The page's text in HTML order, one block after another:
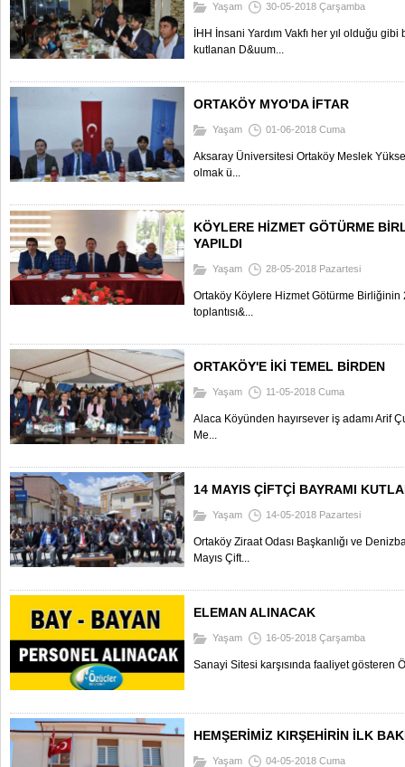
Yaşam 30-05-2018 Çarşamba
İHH İnsani Yardım Vakfı her yıl olduğu
kutlanan D&uum...
ORTAKÖY MYO'DA İFTAR
Yaşam 01-06-2018 Cuma
Aksaray Üniversitesi Ortaköy Meslek
olmak ü...
KÖYLERE HİZMET GÖTÜRME
YAPILDI
Yaşam 28-05-2018 Pazartesi
Ortaköy Köylere Hizmet Götürme Birliğinin
toplantısı&...
ORTAKÖY'E İKİ TEMEL BİRDEN
Yaşam 11-05-2018 Cuma
Alaca Köyünden hayırsever iş adamı Arif
Me...
14 MAYIS ÇİFTÇİ BAYRAMI
Yaşam 14-05-2018 Pazartesi
Ortaköy Ziraat Odası Başkanlığı ve
Mayıs Çift...
ELEMAN ALINACAK
Yaşam 16-05-2018 Çarşamba
Sanayi Sitesi karşısında faaliyet gösteren
HEMŞERİMİZ KIRŞEHİRİN İLK
Yaşam 04-05-2018 Cuma